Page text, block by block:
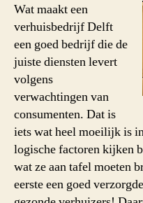
Wat maakt een
verhuisbedrijf Delft
een goed bedrijf die de
juiste diensten levert
volgens
verwachtingen van
consumenten. Dat is
iets wat heel moeilijk is
logische factoren kijken
wat ze aan tafel moeten
eerste een goed